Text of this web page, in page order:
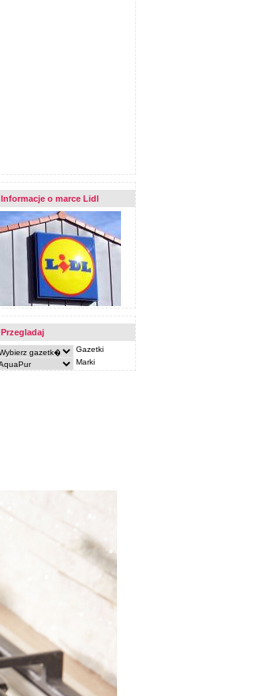
Informacje o marce Lidl
Przegladaj
Gazetki
Marki